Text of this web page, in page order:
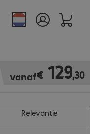
vanaf€ 129,30
€ 129,30
Relevantie